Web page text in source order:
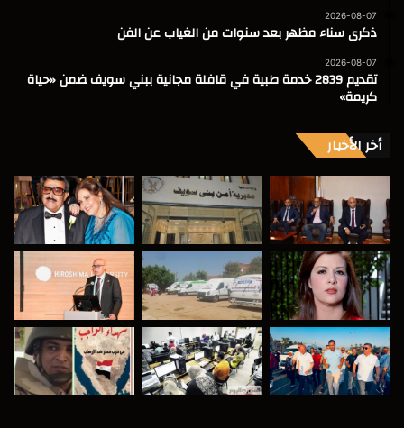
2026-08-07
ذكرى سناء مظهر بعد سنوات من الغياب عن الفن
2026-08-07
تقديم 2839 خدمة طبية في قافلة مجانية ببني سويف ضمن «حياة
كريمة»
أخر الأخبار